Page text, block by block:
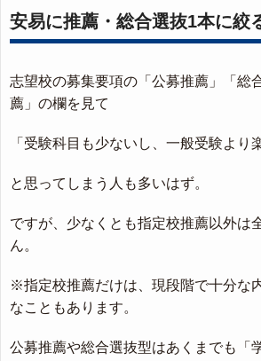
安易に推薦・総合選抜1本に絞
志望校の募集要項の「公募推薦」「総
薦」の欄を見て
「受験科目も少ないし、一般受験より
と思ってしまう人も多いはず。
ですが、少なくとも指定校推薦以外は
ん。
※指定校推薦だけは、現段階で十分な
なこともあります。
公募推薦や総合選抜型はあくまでも「